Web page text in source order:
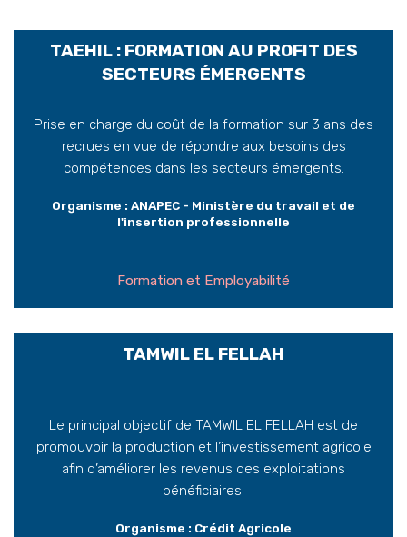
TAEHIL : FORMATION AU PROFIT DES
SECTEURS ÉMERGENTS
Prise en charge du coût de la formation sur 3 ans des
recrues en vue de répondre aux besoins des
compétences dans les secteurs émergents.
Organisme : ANAPEC - Ministère du travail et de
l'insertion professionnelle
Formation et Employabilité
TAMWIL EL FELLAH
Le principal objectif de TAMWIL EL FELLAH est de
promouvoir la production et l’investissement agricole
afin d’améliorer les revenus des exploitations
bénéficiaires.
Organisme : Crédit Agricole